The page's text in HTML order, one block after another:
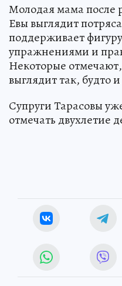
Молодая мама после
Евы выглядит
поддерживает
упражнениями и
Некоторые
выглядит так, будто
Супруги Тарасовы
отмечать двухлетие